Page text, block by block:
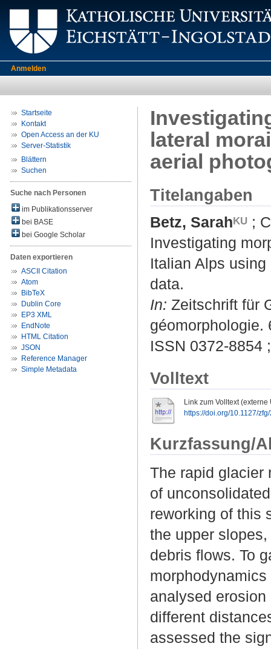
Anmelden
Startseite
Kontakt
Open Access an der KU
Server-Statistik
Blättern
Suchen
Suche nach Personen
im Publikationsserver
bei BASE
bei Google Scholar
Daten exportieren
ASCII Citation
Atom
BibTeX
Dublin Core
EP3 XML
EndNote
HTML Citation
JSON
Reference Manager
Simple Metadata
lateral
aerial
Titelangaben
Betz, Sarah ;
Investigating
Italian Alps
data.
In: Zeitschrift für
géomorphologie.
ISSN 0372-8854
Volltext
Link zum Volltext (externe
https://doi.org/10.1127/
Kurzfassung/
The rapid glacier
of
reworking of this
the upper
debris flows. To
analysed
different
assessed the